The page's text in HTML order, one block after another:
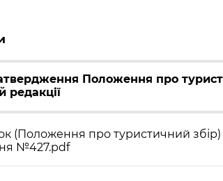
Положення про
редакції
(Положення про туристичний збір)
№427.pdf